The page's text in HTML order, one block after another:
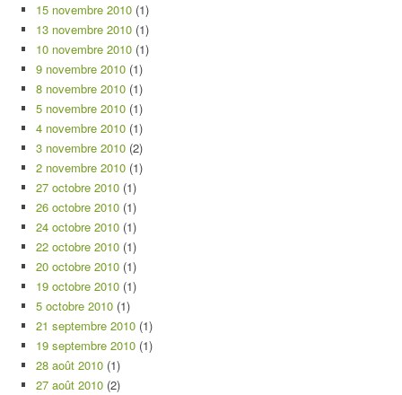
15 novembre 2010 (1)
13 novembre 2010 (1)
10 novembre 2010 (1)
9 novembre 2010 (1)
8 novembre 2010 (1)
5 novembre 2010 (1)
4 novembre 2010 (1)
3 novembre 2010 (2)
2 novembre 2010 (1)
27 octobre 2010 (1)
26 octobre 2010 (1)
24 octobre 2010 (1)
22 octobre 2010 (1)
20 octobre 2010 (1)
19 octobre 2010 (1)
5 octobre 2010 (1)
21 septembre 2010 (1)
19 septembre 2010 (1)
28 août 2010 (1)
27 août 2010 (2)